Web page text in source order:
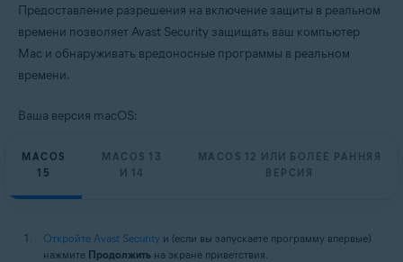
Предоставление разрешения на включение защиты в реальном
времени позволяет Avast Security защищать ваш компьютер
Mac и обнаруживать вредоносные программы в реальном
времени.
Ваша версия macOS:
MACOS
15
MACOS 13
И 14
MACOS 12 ИЛИ БОЛЕЕ РАННЯЯ
ВЕРСИЯ
Откройте Avast Security и (если вы запускаете программу впервые)
нажмите Продолжить на экране приветствия.